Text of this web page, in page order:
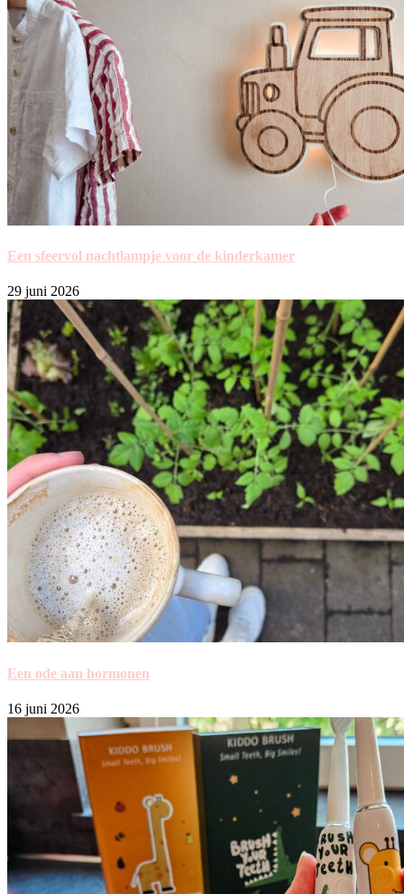
Een sfeervol nachtlampje voor de kinderkamer
29 juni 2026
Een ode aan hormonen
16 juni 2026